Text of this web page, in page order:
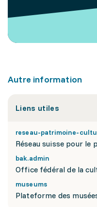
Autre information
Liens utiles
reseau-patrimoine-
Réseau suisse pour
bak.admin
Office fédéral de la
museums
Plateforme des